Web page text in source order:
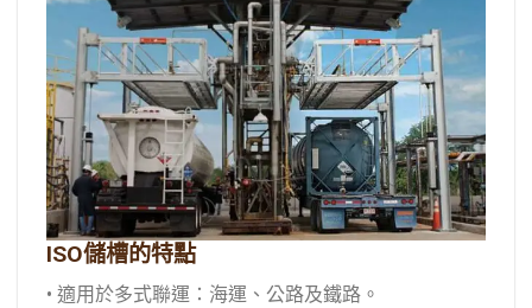
ISO儲槽的特點
• 適用於多式聯運：海運、公路及鐵路。